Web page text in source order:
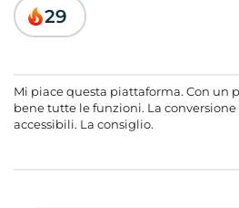
29
Mi piace questa piattaforma. Con un
bene tutte le funzioni. La
accessibili. La consiglio.